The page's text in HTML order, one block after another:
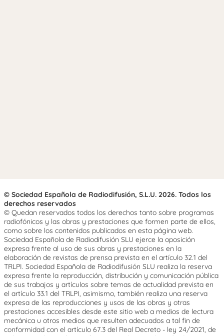
© Sociedad Española de Radiodifusión, S.L.U. 2026. Todos los
derechos reservados
© Quedan reservados todos los derechos tanto sobre programas
radiofónicos y las obras y prestaciones que formen parte de ellos,
como sobre los contenidos publicados en esta página web.
Sociedad Española de Radiodifusión SLU ejerce la oposición
expresa frente al uso de sus obras y prestaciones en la
elaboración de revistas de prensa prevista en el artículo 32.1 del
TRLPI. Sociedad Española de Radiodifusión SLU realiza la reserva
expresa frente la reproducción, distribución y comunicación pública
de sus trabajos y artículos sobre temas de actualidad prevista en
el artículo 33.1 del TRLPI, asimismo, también realiza una reserva
expresa de las reproducciones y usos de las obras y otras
prestaciones accesibles desde este sitio web a medios de lectura
mecánica u otros medios que resulten adecuados a tal fin de
conformidad con el artículo 67.3 del Real Decreto - ley 24/2021, de